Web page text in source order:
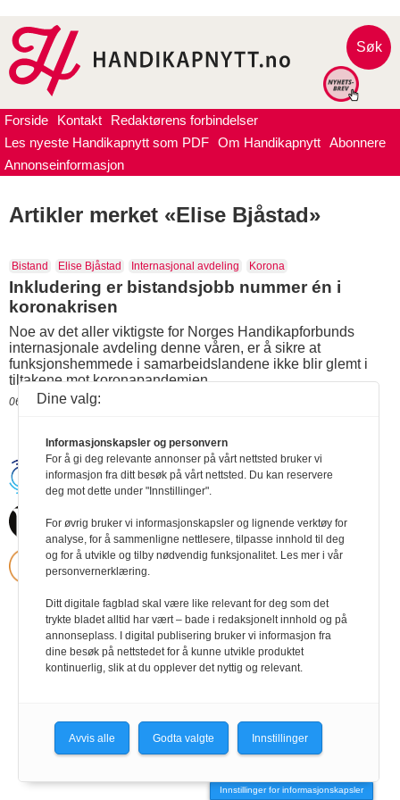
Søk
Forside Kontakt
Redaktørens forbindelser
Les nyeste Handikapnytt som PDF Om Handikapnytt Abonnere
Annonseinformasjon
Artikler merket «Elise Bjåstad»
Bistand Elise Bjåstad Internasjonal avdeling Korona
Inkludering er bistandsjobb nummer én i
koronakrisen
Noe av det aller viktigste for Norges Handikapforbunds
internasjonale avdeling denne våren, er å sikre at
funksjonshemmede i samarbeidslandene ikke blir glemt i
tiltakene mot koronapandemien.
06.05.2020 10:18
Handikapnytt | Schweigaardsgt. 12 |
Postboks 9217 Grønland, 0134 Oslo Tel:
Publishing
Personvernerklæring
Innstillinger for informasjonskapsler
Dine valg:
Informasjonskapsler og personvern
For å gi deg relevante annonser på vårt nettsted bruker vi
informasjon fra ditt besøk på vårt nettsted. Du kan reservere
deg mot dette under "Innstillinger".
For øvrig bruker vi informasjonskapsler og lignende verktøy for
analyse, for å sammenligne nettlesere, tilpasse innhold til deg
og for å utvikle og tilby nødvendig funksjonalitet. Les mer i vår
personvernerklæring.
Ditt digitale fagblad skal være like relevant for deg som det
trykte bladet alltid har vært – bade i redaksjonelt innhold og på
annonseplass. I digital publisering bruker vi informasjon fra
dine besøk på nettstedet for å kunne utvikle produktet
kontinuerlig, slik at du opplever det nyttig og relevant.
Avvis alle Godta valgte Innstillinger